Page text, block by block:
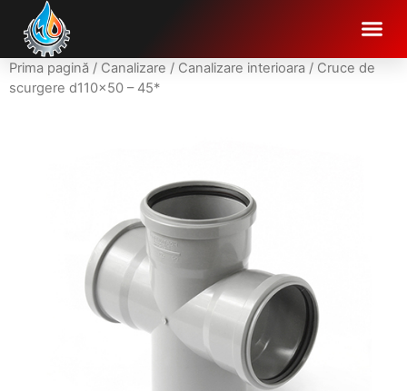
Prima pagină / Canalizare / Canalizare interioara / Cruce de
scurgere d110x50 – 45*